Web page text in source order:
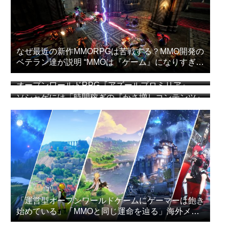
なぜ最近の新作MMORPGは苦戦する？MMO開発の
ベテラン達が説明 “MMOは『ゲーム』になりすぎ
た”
オープンワールドRPG『アズールプロミリア』
CBT簡易レビュー
ソシャゲには「時間稼ぎの『かさ増しコンテンツ』
が必要か？」 アークナイツ：エンドフィールドの
プレイヤー達が議論
「運営型オープンワールドゲームにゲーマーは飽き
始めている」「MMOと同じ運命を辿る」海外メデ
ィアが指摘